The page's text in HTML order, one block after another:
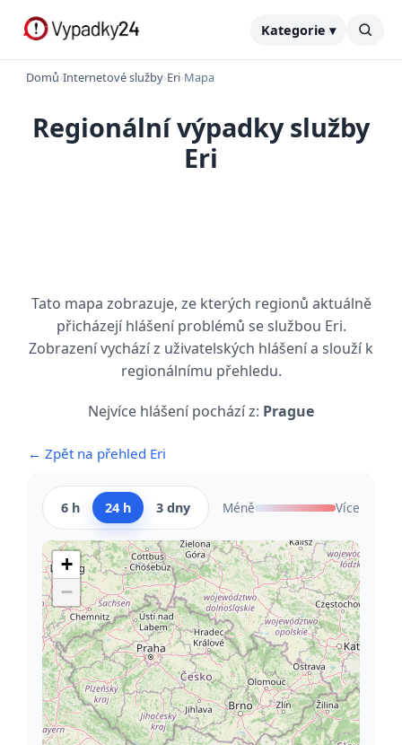
Kategorie ▾
Domů›Internetové služby›Eri›Mapa
Regionální výpadky služby
Eri
Tato mapa zobrazuje, ze kterých regionů aktuálně
přicházejí hlášení problémů se službou Eri.
Zobrazení vychází z uživatelských hlášení a slouží k
regionálnímu přehledu.
Nejvíce hlášení pochází z: Prague
← Zpět na přehled Eri
6 h 24 h 3 dny Méně Více
+
−